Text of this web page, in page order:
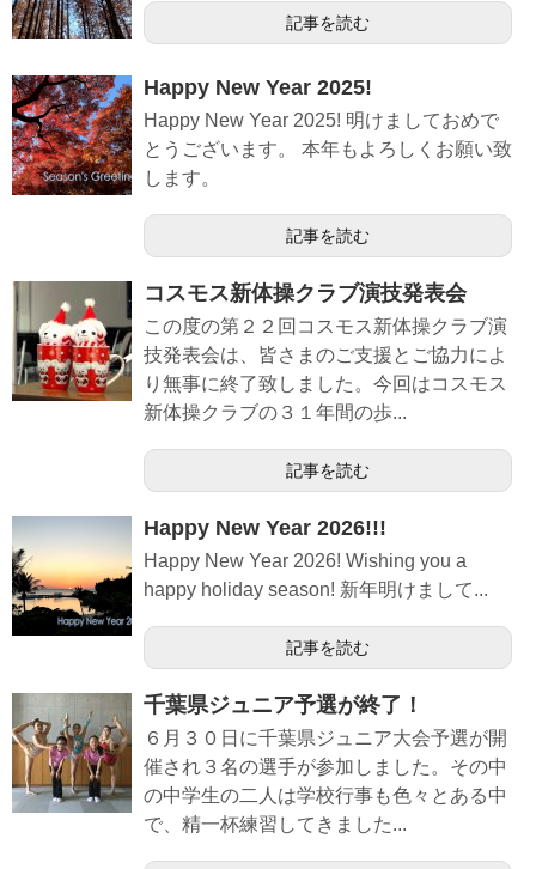
記事を読む
Happy New Year 2025!
Happy New Year 2025! 明けましておめで
とうございます。 本年もよろしくお願い致
します。
記事を読む
コスモス新体操クラブ演技発表会
この度の第２２回コスモス新体操クラブ演
技発表会は、皆さまのご支援とご協力によ
り無事に終了致しました。今回はコスモス
新体操クラブの３１年間の歩...
記事を読む
Happy New Year 2026!!!
Happy New Year 2026! Wishing you a
happy holiday season! 新年明けまして...
記事を読む
千葉県ジュニア予選が終了！
６月３０日に千葉県ジュニア大会予選が開
催され３名の選手が参加しました。その中
の中学生の二人は学校行事も色々とある中
で、精一杯練習してきました...